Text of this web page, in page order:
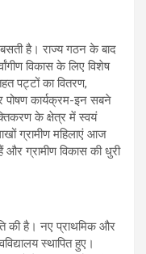
है। राज्य गठन के बाद
विकास के लिए विशेष
पट्टों का वितरण,
पोषण कार्यक्रम-इन सबने
के क्षेत्र में स्वयं
ग्रामीण महिलाएं आज
और ग्रामीण विकास की धुरी
की है। नए प्राथमिक और
स्थापित हुए।